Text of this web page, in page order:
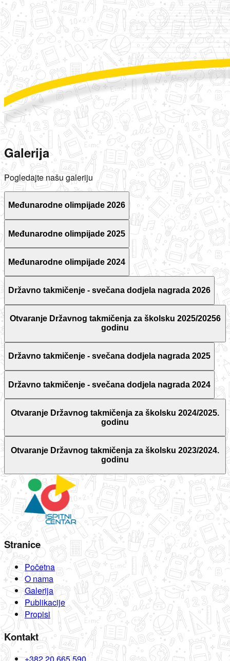
Galerija
Pogledajte našu galeriju
Međunarodne olimpijade 2026
Međunarodne olimpijade 2025
Međunarodne olimpijade 2024
Državno takmičenje - svečana dodjela nagrada 2026
Otvaranje Državnog takmičenja za školsku 2025/20256
godinu
Državno takmičenje - svečana dodjela nagrada 2025
Državno takmičenje - svečana dodjela nagrada 2024
Otvaranje Državnog takmičenja za školsku 2024/2025.
godinu
Otvaranje Državnog takmičenja za školsku 2023/2024.
godinu
Stranice
Početna
O nama
Galerija
Publikacije
Propisi
Kontakt